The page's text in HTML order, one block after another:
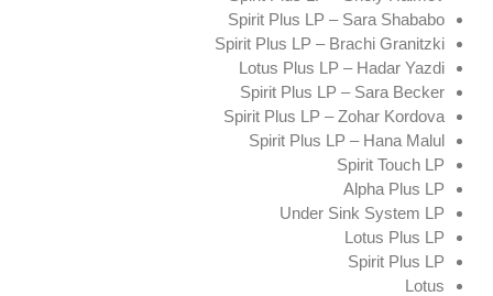
Spirit Plus LP – Sara Shababo
Spirit Plus LP – Brachi Granitzki
Lotus Plus LP – Hadar Yazdi
Spirit Plus LP – Sara Becker
Spirit Plus LP – Zohar Kordova
Spirit Plus LP – Hana Malul
Spirit Touch LP
Alpha Plus LP
Under Sink System LP
Lotus Plus LP
Spirit Plus LP
Lotus